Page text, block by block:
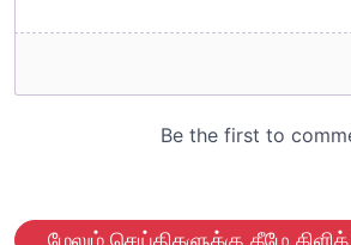
மேலும் செய்திகளுக்கு கீழே